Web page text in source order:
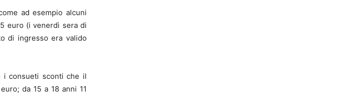
ad esempio alcuni
euro (i venerdì sera di
di ingresso era valido
i consueti sconti che il
da 15 a 18 anni 11